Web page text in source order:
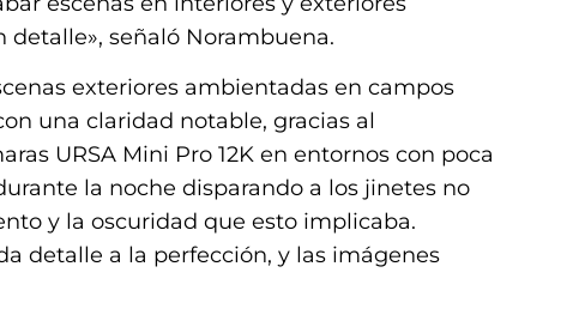
señaló Norambuena.
exteriores ambientadas en campos
una claridad notable, gracias al
URSA Mini Pro 12K en entornos con poca
la noche disparando a los jinetes no
y la oscuridad que esto implicaba.
detalle a la perfección, y las imágenes